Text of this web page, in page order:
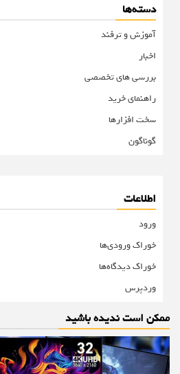
دسته‌ها
آموزش و ترفند
اخبار
بررسی های تخصصی
راهنمای خرید
سخت افزارها
گوناگون
اطلاعات
ورود
خوراک ورودی‌ها
خوراک دیدگاه‌ها
وردپرس
ممکن است ندیده باشید